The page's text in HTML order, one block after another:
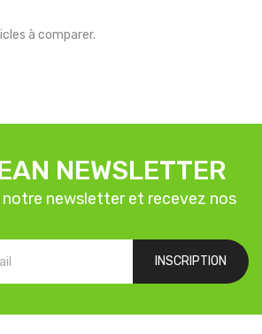
à comparer.
NEWSLETTER
newsletter et recevez nos
INSCRIPTION